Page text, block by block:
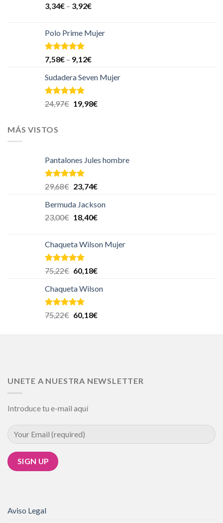
3,34€ – 3,92€
Polo Prime Mujer
Valorado en
5.00
de 5
7,58€ – 9,12€
Sudadera Seven Mujer
Valorado en
5.00
24,97€ 19,98€
MÁS VISTOS
Pantalones Jules hombre
Valorado en
5.00
29,68€ 23,74€
Bermuda Jackson
23,00€ 18,40€
Chaqueta Wilson Mujer
Valorado en
5.00
75,22€ 60,18€
Chaqueta Wilson
Valorado en
5.00
75,22€ 60,18€
UNETE A NUESTRA NEWSLETTER
Introduce tu e-mail aquí
Aviso Legal